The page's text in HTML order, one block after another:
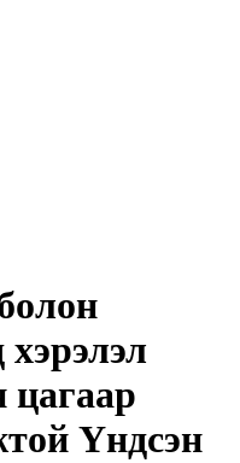
цагаар
Үндсэн